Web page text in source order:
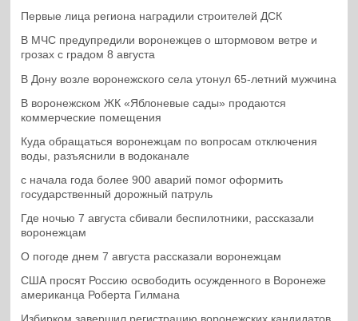
Первые лица региона наградили строителей ДСК
В МЧС предупредили воронежцев о штормовом ветре и
грозах с градом 8 августа
В Дону возле воронежского села утонул 65-летний мужчина
В воронежском ЖК «Яблоневые сады» продаются
коммерческие помещения
Куда обращаться воронежцам по вопросам отключения
воды, разъяснили в водоканале
с начала года более 900 аварий помог оформить
государственный дорожный патруль
Где ночью 7 августа сбивали беспилотники, рассказали
воронежцам
О погоде днем 7 августа рассказали воронежцам
США просят Россию освободить осужденного в Воронеже
американца Роберта Гилмана